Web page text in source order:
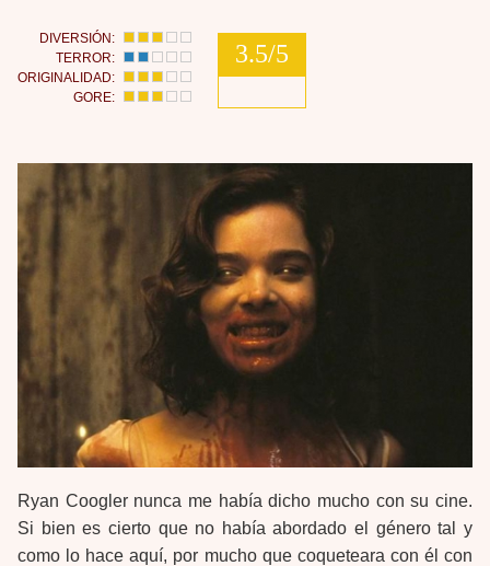
DIVERSIÓN:
TERROR:
ORIGINALIDAD:
GORE:
3.5/5
Ryan Coogler nunca me había dicho mucho con su cine.
Si bien es cierto que no había abordado el género tal y
como lo hace aquí, por mucho que coqueteara con él con